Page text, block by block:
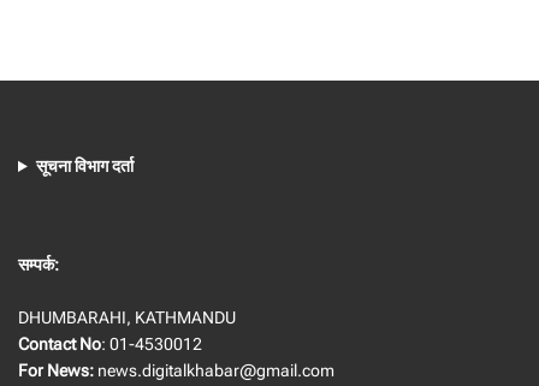
सूचना विभाग दर्ता
सम्पर्क:
DHUMBARAHI, KATHMANDU
Contact No: 01-4530012
For News: news.digitalkhabar@gmail.com